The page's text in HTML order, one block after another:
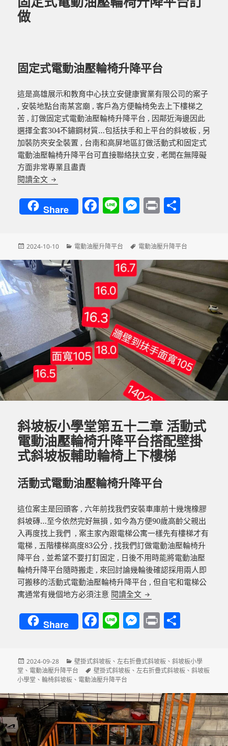
做
固定式電動油壓輪椅升降平台
這是高雄展示和教育中心扶立安健康實業有限公司的案子
, 安裝地點台南某宮廟 , 客戶為方便輪椅免去上下樓梯之
苦 , 訂做固定式電動油壓輪椅升降平台 , 因鄰近海邊因此
選擇全套304不鏽鋼材質…包括扶手和上平台的斜坡板 , 另
加裝防夾安全裝置 , 台南和高屏地區訂做活動式和固定式
電動油壓輪椅升降平台可直接聯絡扶立安 , 老闆在無障礙
方面非常專業且盡責
閱讀全文 固定式電動油壓輪椅升降平台訂做
Share F
c
e
o
o
k
Li
e
M
se
n
g
er
P
nt
發
日
期:
2024-10-10
分
電動油壓升降平台
標
電動油壓升降平台
斜坡板小學堂第五十二章 活動式
電動油壓輪椅升降平台搭配壁掛
式斜坡板輔助輪椅上下樓梯
活動式電動油壓輪椅升降平台
這位案主是回頭客 , 六年前找我們安裝車庫前十幾塊橡膠
斜坡磚…至今依然完好無損 , 如今為方便90歲高齡父親出
入再度找上我們 , 案主家內跟電梯公寓一樣先有樓梯才有
電梯 , 五階樓梯高度83公分 , 找我們訂做電動油壓輪椅升
降平台 , 並希望不要打釘固定 , 日後不用時能將電動油壓
輪椅升降平台隨時搬走 , 來回討論幾輪後確認採用兩人即
可搬移的活動式電動油壓輪椅升降平台 , 但自宅和電梯公
寓通常有幾個地方必須注意 閱讀全文 斜坡板小學堂第五十二
Share F
c
e
b
o
o
k
Li
e
M
se
n
er
P
nt
發
佈
日
2024-09-28
分
類
壁掛式斜坡板 、左右折疊式斜坡板 、斜坡板小學
堂 、 電動油壓升降平台
標
籤
壁掛式斜坡板 、左右折疊式斜坡板 、斜坡板
小學堂 、輪椅斜坡板 、 電動油壓升降平台